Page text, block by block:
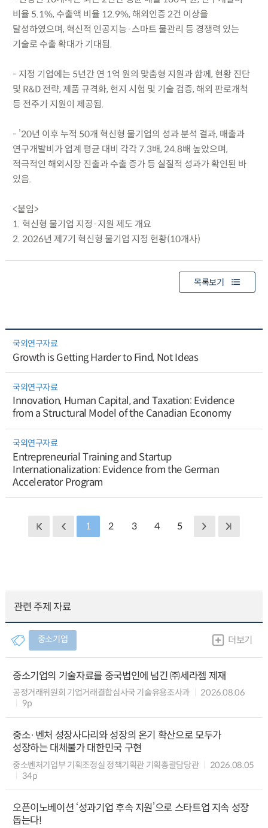
비율 5.1%, 수출액 비율 12.9%, 해외인증 2건 이상을
달성하였으며, 혁신적 인공지능·스마트 물관리 등 경쟁력 있는
기술로 수출 확대가 기대됨.
- 지정 기업에는 5년간 연 1억 원의 맞춤형 지원과 함께, 현황 진단
및 R&D 전략, 제품 규격화, 현지 시험 및 기술 검증, 해외 판로개척
등 전주기 지원이 제공됨.
- ’20년 이후 누적 50개 혁신형 물기업의 성과 분석 결과, 매출과
연구개발비가 업계 평균 대비 각각 7.3배, 24.8배 높았으며,
적극적인 해외시장 진출과 수출 증가 등 실질적 성과가 확인된 바
있음.
<붙임>
1. 혁신형 물기업 지정·지원 제도 개요
2. 2026년 제7기 혁신형 물기업 지정 현황(10개사)
목록보기
국외연구자료
Growth is Getting Harder to Find, Not Ideas
국외연구자료
Innovation, Human Capital, and Taxation: Evidence
from a Structural Model of the Canadian Economy
국외연구자료
Entrepreneurial Training and Startup
Internationalization: Evidence from the German
Accelerator Program
1 2 3 4 5
관련 주제 자료
중소기업 더보기
중소기업의 기술자료를 중국법인에 넘긴 ㈜세라젬 제재
공정거래위원회 기업거래결합심사국 기술유용조사과
2026.08.06
9p
중소·벤처 성장사다리와 성장의 온기 확산으로 모두가
성장하는 대체불가 대한민국 구현
중소벤처기업부 기획조정실 정책기획관 기획총괄담당관
2026.08.05
34p
오픈이노베이션 ‘성과기업 후속 지원’으로 스타트업 지속 성장
돕는다!